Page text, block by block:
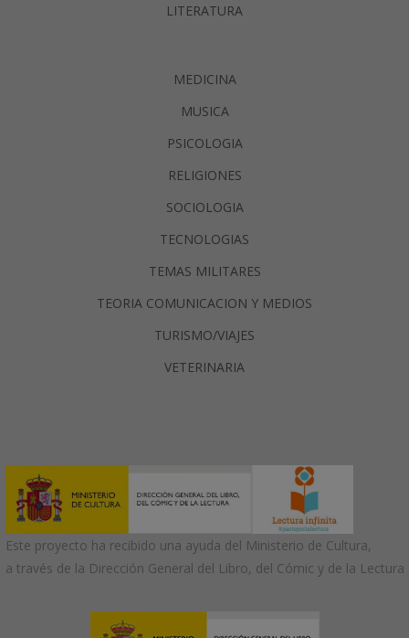
LITERATURA
MEDICINA
MUSICA
PSICOLOGIA
RELIGIONES
SOCIOLOGIA
TECNOLOGIAS
TEMAS MILITARES
TEORIA COMUNICACION Y MEDIOS
TURISMO/VIAJES
VETERINARIA
Este proyecto ha recibido una ayuda del Ministerio de Cultura,
a través de la Dirección General del Libro, del Cómic y de la Lectura